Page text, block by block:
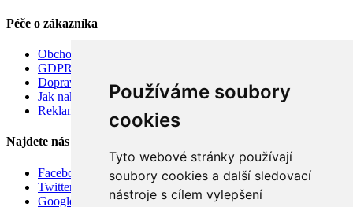
Používáme soubory
cookies
Tyto webové stránky používají
soubory cookies a další sledovací
nástroje s cílem vylepšení
Péče o zákazníka
Obchodní podmínky
GDPR
Doprava
Jak nakupovat
Reklamace
Najdete nás
Facebook
Twitter
Google